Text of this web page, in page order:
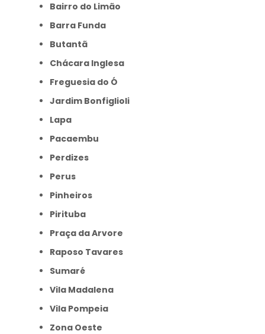
Bairro do Limão
Barra Funda
Butantã
Chácara Inglesa
Freguesia do Ó
Jardim Bonfiglioli
Lapa
Pacaembu
Perdizes
Perus
Pinheiros
Pirituba
Praça da Arvore
Raposo Tavares
Sumaré
Vila Madalena
Vila Pompeia
Zona Oeste